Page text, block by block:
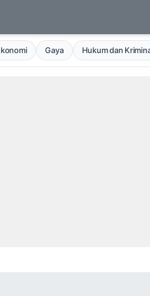
Gaya Hukum dan